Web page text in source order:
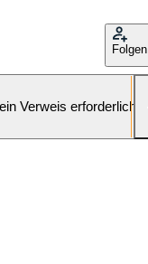
Folgen
Verweis erforderlich